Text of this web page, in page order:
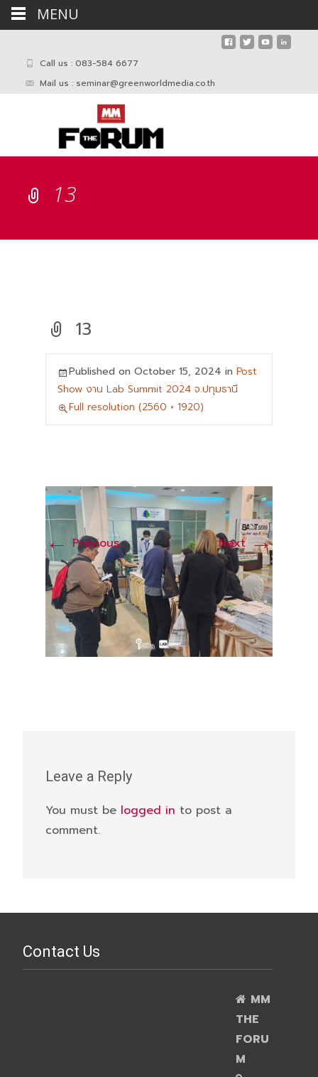
Call us : 083-584 6677
Mail us : seminar@greenworldmedia.co.th
13
13
Published on October 15, 2024 in Post
Show งาน Lab Summit 2024 จ.ปทุมธานี
Full resolution (2560 × 1920)
← Previous Next→
Leave a Reply
You must be logged in to post a
comment.
Contact Us
MM
THE
FORU
M
MENU